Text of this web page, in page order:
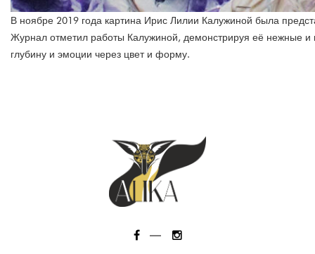
В ноябре 2019 года картина Ирис Лилии Калужиной была
Журнал отметил работы Калужиной, демонстрируя её нежные
глубину и эмоции через цвет и форму.